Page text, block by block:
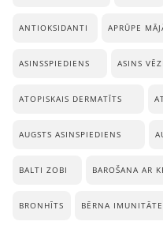
ANTIOKSIDANTI APRŪPE
ASINSSPIEDIENS ASINS
ATOPISKAIS DERMATĪTS
AUGSTS ASINSPIEDIENS
BALTI ZOBI BAROŠANA AR
BRONHĪTS BĒRNA IMUNITĀTE